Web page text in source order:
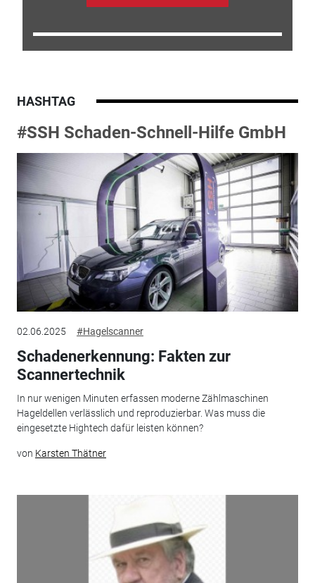
HASHTAG
#SSH Schaden-Schnell-Hilfe GmbH
02.06.2025 #Hagelscanner
Schadenerkennung: Fakten zur
Scannertechnik
In nur wenigen Minuten erfassen moderne Zählmaschinen
Hageldellen verlässlich und reproduzierbar. Was muss die
eingesetzte Hightech dafür leisten können?
von Karsten Thätner